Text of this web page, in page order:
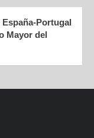
Portugal
Mayor del